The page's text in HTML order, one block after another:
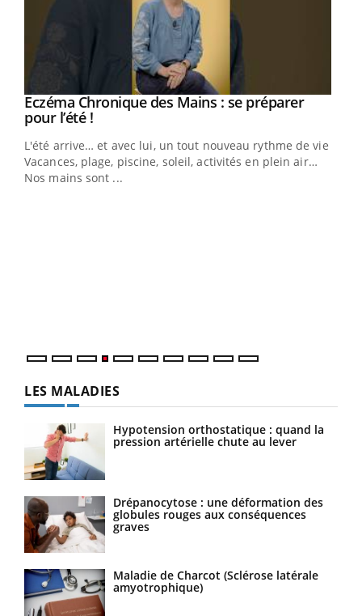
Youtube
Eczéma Chronique des Mains : se préparer
pour l’été !Youtube
L'été arrive… et avec lui, un tout nouveau rythme de vie !
Vacances, plage, piscine, soleil, activités en plein air…
Nos mains sont ...
LES MALADIES
Hypotension orthostatique : quand la
pression artérielle chute au lever
Drépanocytose : une déformation des
globules rouges aux conséquences
graves
Maladie de Charcot (Sclérose latérale
amyotrophique)